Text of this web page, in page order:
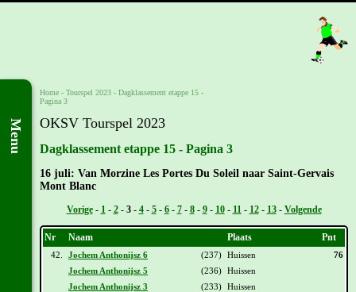
Menu
Home - Tourspel 2023 - Dagklassement etappe 15 -
Pagina 3
OKSV Tourspel 2023
Dagklassement etappe 15 - Pagina 3
16 juli: Van Morzine Les Portes Du Soleil naar Saint-Gervais
Mont Blanc
Vorige- 1- 2- 3- 4- 5- 6- 7- 8- 9- 10- 11- 12- 13- Volgende
Nr Naam Plaats Pnt
42. Jochem Anthonijsz 6 (237) Huissen
76
Jochem Anthonijsz 5
(236) Huissen
Jochem Anthonijsz 3
(233) Huissen